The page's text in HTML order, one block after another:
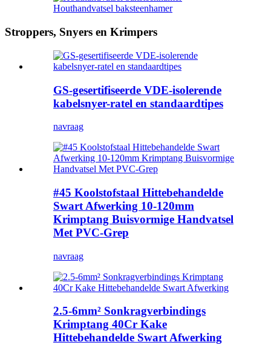
Houthandvatsel baksteenhamer
Stroppers, Snyers en Krimpers
GS-gesertifiseerde VDE-isolerende
kabelsnyer-ratel en standaardtipes
navraag
#45 Koolstofstaal Hittebehandelde
Swart Afwerking 10-120mm
Krimptang Buisvormige Handvatsel
Met PVC-Grep
navraag
2.5-6mm² Sonkragverbindings
Krimptang 40Cr Kake
Hittebehandelde Swart Afwerking